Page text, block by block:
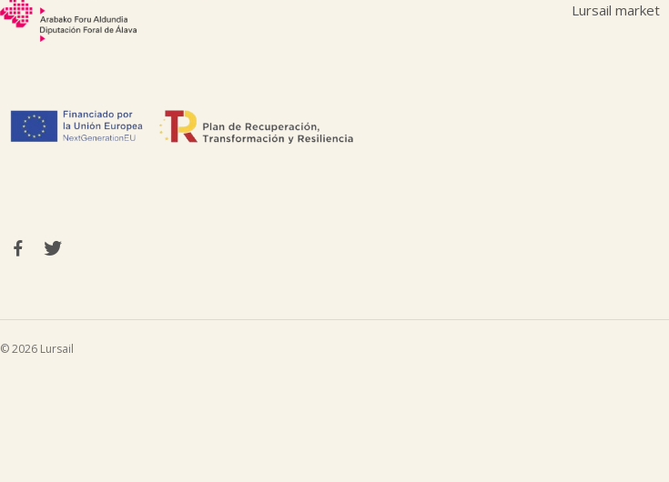
Lursail market
© 2026 Lursail